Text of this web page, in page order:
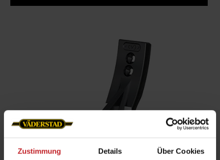
Zustimmung Details Über Cookies